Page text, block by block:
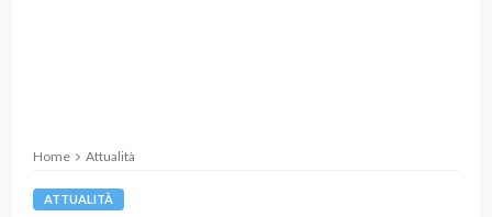
Home Attualità
ATTUALITÀ